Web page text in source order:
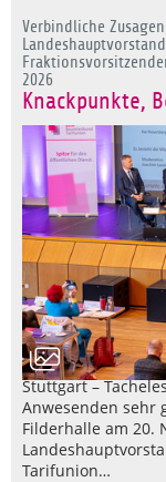
Verbindliche
2026
Knackpunkte,
Stuttgart –
Anwesenden sehr
Filderhalle am 20.
Tarifunion…